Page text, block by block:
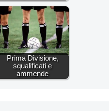
Prima Divisione,
squalificati e
ammende